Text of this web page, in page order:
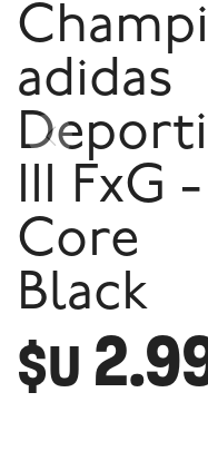
adidas
III FxG -
Core
Black
$U